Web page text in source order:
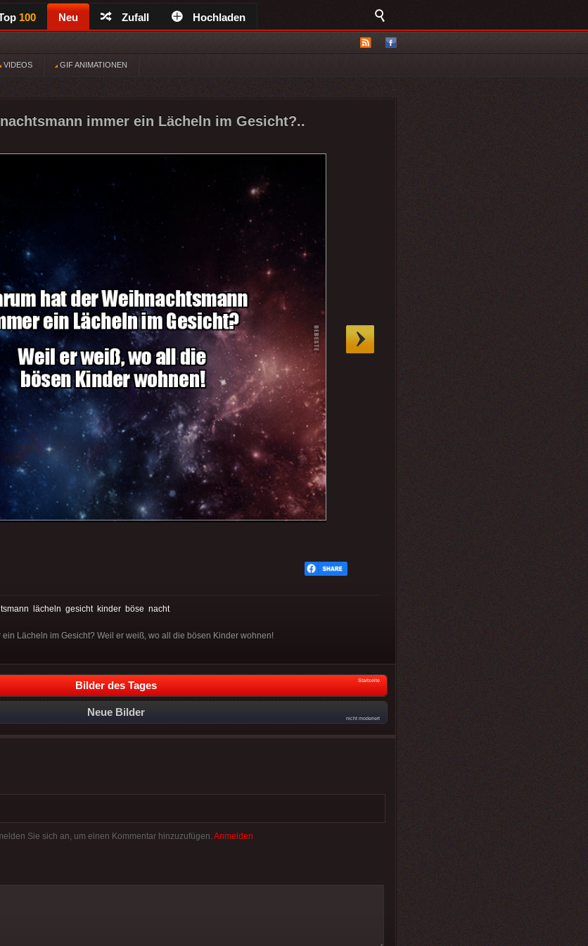
100 Neu Zufall Hochladen
VIDEOS GIF ANIMATIONEN
immer ein Lächeln im Gesicht?..
lächeln gesicht kinder böse nacht
Lächeln im Gesicht? Weil er weiß, wo all die bösen Kinder wohnen!
Bilder des Tages Startseite
Neue Bilder
nicht moderiert
Sie sich an, um einen Kommentar hinzuzufügen. Anmelden